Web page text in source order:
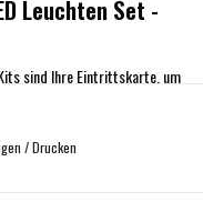
Leuchten Set -
sind Ihre Eintrittskarte, um
XL-Serie oder unsere
/Drucken